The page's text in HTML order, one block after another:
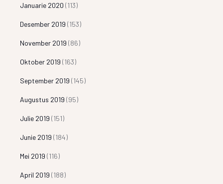
Januarie 2020 (113)
Desember 2019 (153)
November 2019 (86)
Oktober 2019 (163)
September 2019 (145)
Augustus 2019 (95)
Julie 2019 (151)
Junie 2019 (184)
Mei 2019 (116)
April 2019 (188)